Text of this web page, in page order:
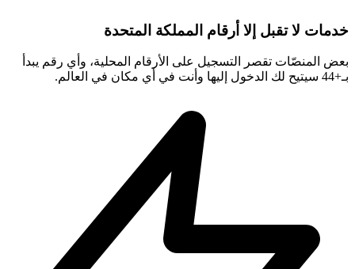
خدمات لا تقبل إلا أرقام المملكة المتحدة
بعض المنصّات تقصر التسجيل على الأرقام المحلية، وأي رقم يبدأ
بـ+44 سيتيح لك الدخول إليها وأنت في أي مكان في العالم.